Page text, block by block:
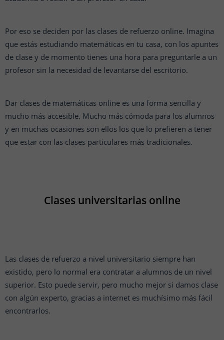
Por eso se deciden por las clases de refuerzo online. Imagina
que estás estudiando matemáticas en tu casa, con los apuntes
de clase y de momento tienes una hora para preguntarle a un
profesor sin la necesidad de levantarse del escritorio.
Dar clases de matemáticas online es una forma sencilla y
mucho más accesible. Mucho más cómoda para los alumnos
y en muchas ocasiones son ellos los que lo prefieren a tener
que estar con las clases particulares más tradicionales.
Clases universitarias online
Las clases de refuerzo a nivel universitario siempre han
existido, pero lo normal era contratar a alumnos de un nivel
superior. Esto puede servir, pero mucho mejor si damos clase
con algún experto, gracias a internet es muchísimo más fácil
encontrarlos.